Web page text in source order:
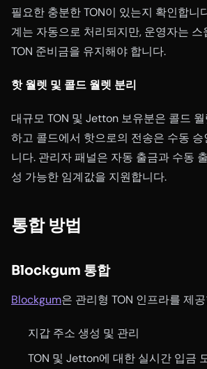
필요한 충분한 TON이 있는지 확인합니
계는 자동으로 처리되지만, 운영자는
TON 준비금을 유지해야 합니다.
핫 월렛 및 콜드 월렛 분리
대규모 TON 및 Jetton 보유분은 콜드
하고 콜드에서 핫으로의 전송은 수동
니다. 관리자 패널은 자동 출금과 수동
성 가능한 임계값을 지원합니다.
통합 방법
Blockgum 통합
Blockgum은 관리형 TON 인프라를 제
지갑 주소 생성 및 관리
TON 및 Jetton에 대한 실시간 입금